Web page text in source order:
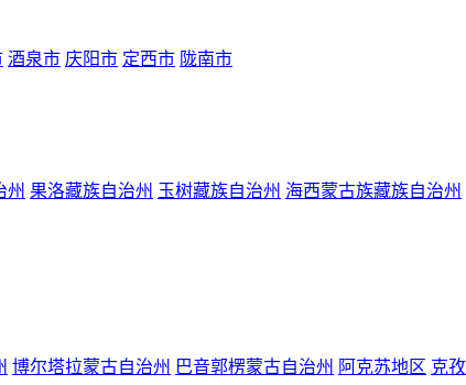
酒泉市 庆阳市 定西市 陇南市
州 果洛藏族自治州 玉树藏族自治州 海西蒙古族藏族自治州
博尔塔拉蒙古自治州 巴音郭楞蒙古自治州 阿克苏地区 克